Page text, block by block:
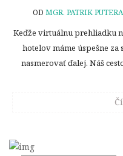
OD MGR. PATRIK PUTERA
Keďže virtuálnu prehliadku
hotelov máme úspešne
nasmerovať ďalej. Náš